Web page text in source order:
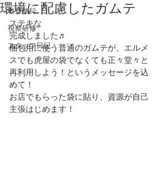
教育旅行
視察研修
スタッフ日記
環境に配慮したガムテ
ステキな
完成しました♬
梱包用に使う普通のガムテが、エルメ
スでも虎屋の袋でなくても正々堂々と
再利用しよう！というメッセージを込
めて！
お店でもらった袋に貼り、資源が自己
主張はじめます！